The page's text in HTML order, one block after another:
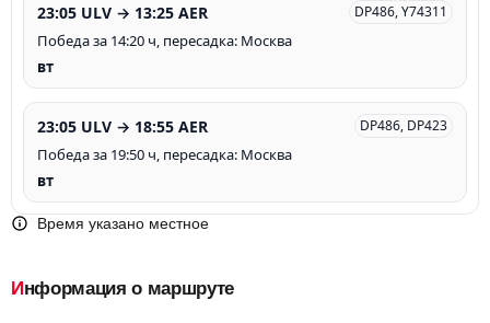
23:05 ULV → 13:25 AER DP486, Y74311
Победа за 14:20 ч, пересадка: Москва
вт
23:05 ULV → 18:55 AER DP486, DP423
Победа за 19:50 ч, пересадка: Москва
вт
Время указано местное
Информация о маршруте